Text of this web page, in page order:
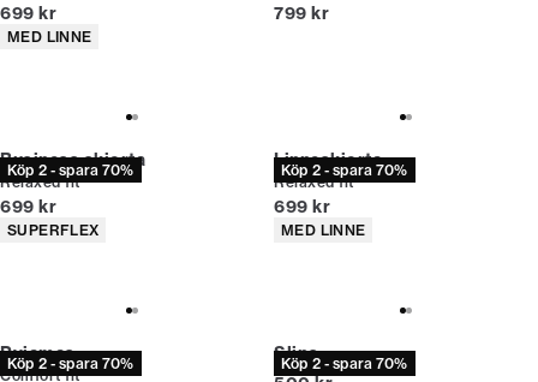
Nuvarande pris
699 kr
Produktattribut
MED LINNE
Nuvarande pris
799 kr
Köp 2 - spara 70%
Business skjorta
Relaxed fit
Nuvarande pris
699 kr
Produktattribut
SUPERFLEX
Köp 2 - spara 70%
Linneskjorta
Relaxed fit
Nuvarande pris
699 kr
Produktattribut
MED LINNE
Köp 2 - spara 70%
Pyjamas
Comfort fit
Köp 2 - spara 70%
Slips